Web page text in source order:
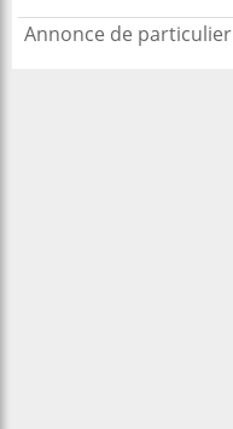
Annonce de particulier